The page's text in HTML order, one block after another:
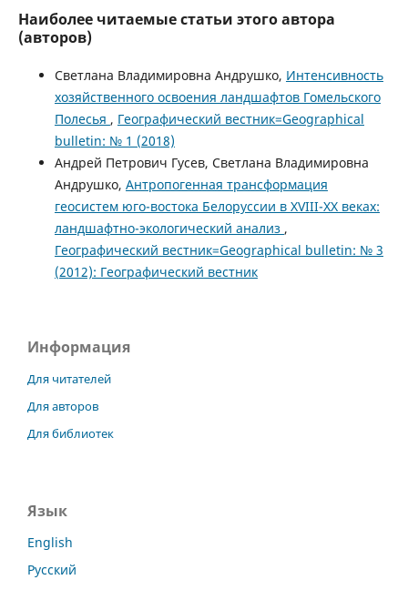
Наиболее читаемые статьи этого автора
(авторов)
Светлана Владимировна Андрушко, Интенсивность
хозяйственного освоения ландшафтов Гомельского
Полесья , Географический вестник=Geographical
bulletin: № 1 (2018)
Андрей Петрович Гусев, Светлана Владимировна
Андрушко, Антропогенная трансформация
геосистем юго-востока Белоруссии в XVIII-XX веках:
ландшафтно-экологический анализ ,
Географический вестник=Geographical bulletin: № 3
(2012): Географический вестник
Информация
Для читателей
Для авторов
Для библиотек
Язык
English
Русский